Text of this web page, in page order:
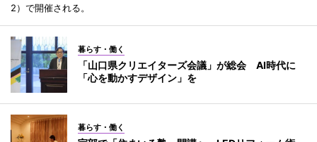
2）で開催される。
暮らす・働く
「山口県クリエイターズ会議」が総会 AI時代に
「心を動かすデザイン」を
暮らす・働く